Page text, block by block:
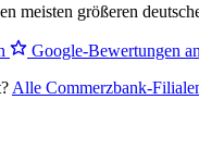
meisten größeren
Google-Bewertungen
Alle Commerzbank-